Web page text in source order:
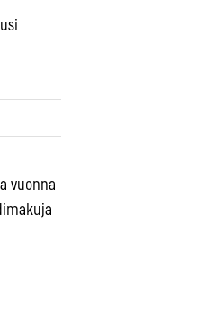
vuonna